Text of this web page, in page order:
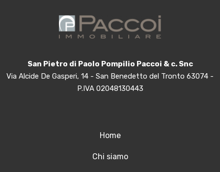
San Pietro di Paolo Pompilio Paccoi & c. Snc
Via Alcide De Gasperi, 14 - San Benedetto del Tronto 63074 -
P.IVA 02048130443
Home
Chi siamo